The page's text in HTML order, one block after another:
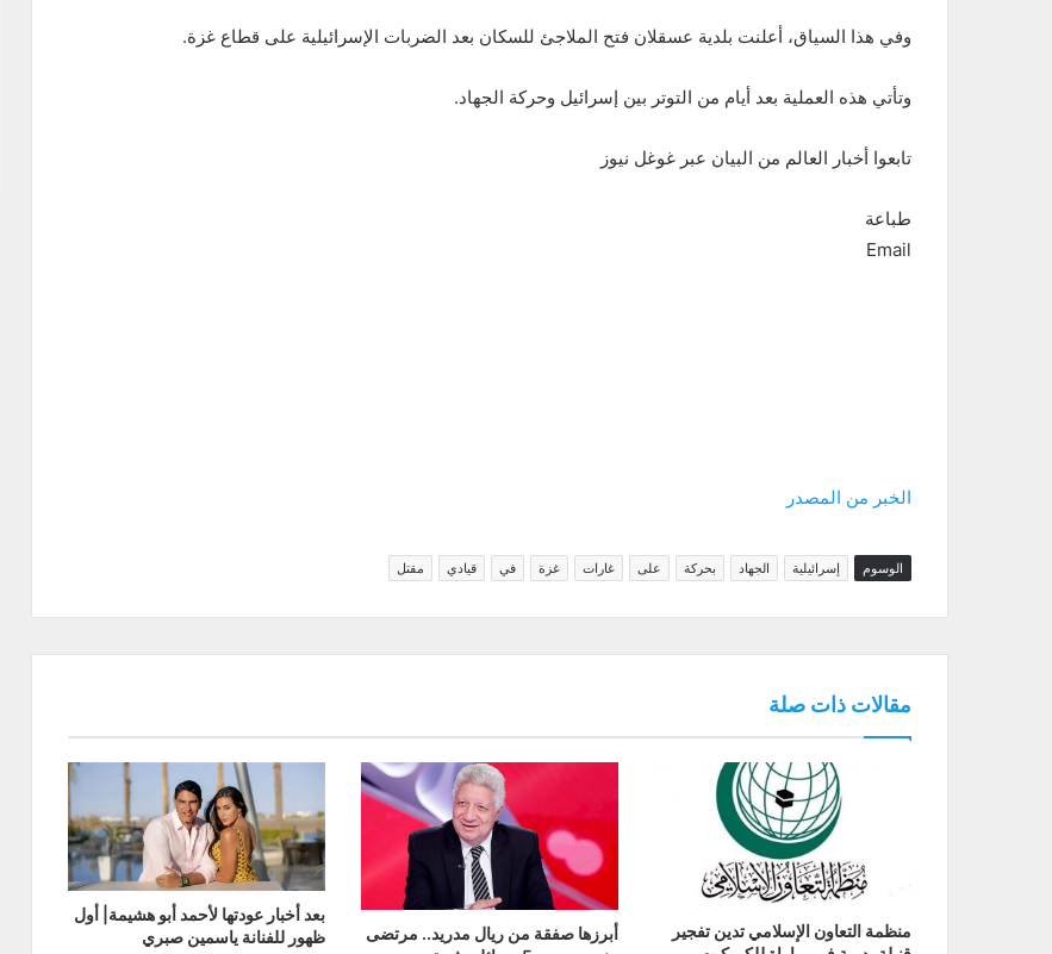
وفي هذا السياق، أعلنت بلدية عسقلان فتح الملاجئ للسكان بعد الضربات الإسرائيلية على قطاع غزة.
وتأتي هذه العملية بعد أيام من التوتر بين إسرائيل وحركة الجهاد.
تابعوا أخبار العالم من البيان عبر غوغل نيوز
طباعة
Email
الخبر من المصدر
الوسوم إسرائيلية الجهاد بحركة على غارات غزة في قيادي مقتل
مقالات ذات صلة
منظمة التعاون الإسلامي تدين تفجير
أبرزها صفقة من ريال مدريد.. مرتضى
بعد أخبار عودتها لأحمد أبو هشيمة| أول
ظهور للفنانة ياسمين صبري